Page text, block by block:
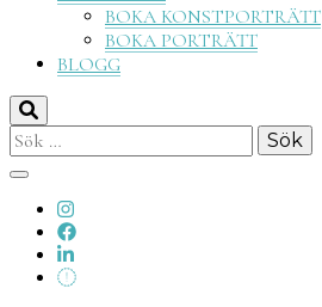
BOKA KONSTPORTRÄTT
BOKA PORTRÄTT
BLOGG
Sök
efter: